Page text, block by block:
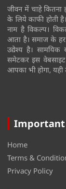
जीवन में चाहे कितना
के लिये काफी होती
नाम है विकल्प।
आता है। समाज के हर
उद्येश्य है।
समेटकर इस
आपका भी होगा, यही
Important
Home
Terms &
Privacy Policy